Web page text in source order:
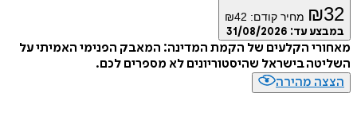
₪32 מחיר קודם: ₪42
במבצע עד: 31/08/2026
מאחורי הקלעים של הקמת המדינה: המאבק הפנימי האמיתי על
השליטה בישראל שהיסטוריונים לא מספרים לכם.
הצצה מהירה